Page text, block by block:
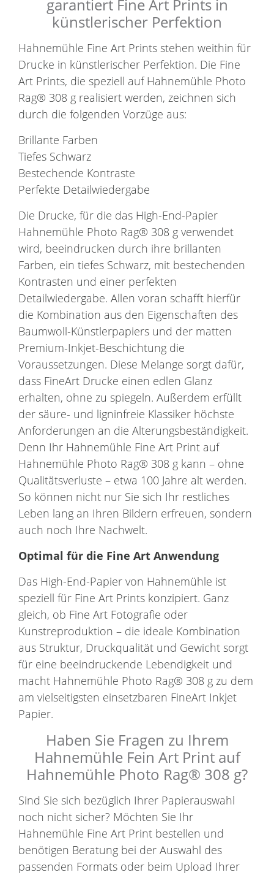
garantiert Fine Art Prints in
künstlerischer Perfektion
Hahnemühle Fine Art Prints stehen weithin für
Drucke in künstlerischer Perfektion. Die Fine
Art Prints, die speziell auf Hahnemühle Photo
Rag® 308 g realisiert werden, zeichnen sich
durch die folgenden Vorzüge aus:
Brillante Farben
Tiefes Schwarz
Bestechende Kontraste
Perfekte Detailwiedergabe
Die Drucke, für die das High-End-Papier
Hahnemühle Photo Rag® 308 g verwendet
wird, beeindrucken durch ihre brillanten
Farben, ein tiefes Schwarz, mit bestechenden
Kontrasten und einer perfekten
Detailwiedergabe. Allen voran schafft hierfür
die Kombination aus den Eigenschaften des
Baumwoll-Künstlerpapiers und der matten
Premium-Inkjet-Beschichtung die
Voraussetzungen. Diese Melange sorgt dafür,
dass FineArt Drucke einen edlen Glanz
erhalten, ohne zu spiegeln. Außerdem erfüllt
der säure- und ligninfreie Klassiker höchste
Anforderungen an die Alterungsbeständigkeit.
Denn Ihr Hahnemühle Fine Art Print auf
Hahnemühle Photo Rag® 308 g kann – ohne
Qualitätsverluste – etwa 100 Jahre alt werden.
So können nicht nur Sie sich Ihr restliches
Leben lang an Ihren Bildern erfreuen, sondern
auch noch Ihre Nachwelt.
Optimal für die Fine Art Anwendung
Das High-End-Papier von Hahnemühle ist
speziell für Fine Art Prints konzipiert. Ganz
gleich, ob Fine Art Fotografie oder
Kunstreproduktion – die ideale Kombination
aus Struktur, Druckqualität und Gewicht sorgt
für eine beeindruckende Lebendigkeit und
macht Hahnemühle Photo Rag® 308 g zu dem
am vielseitigsten einsetzbaren FineArt Inkjet
Papier.
Haben Sie Fragen zu Ihrem
Hahnemühle Fein Art Print auf
Hahnemühle Photo Rag® 308 g?
Sind Sie sich bezüglich Ihrer Papierauswahl
noch nicht sicher? Möchten Sie Ihr
Hahnemühle Fine Art Print bestellen und
benötigen Beratung bei der Auswahl des
passenden Formats oder beim Upload Ihrer